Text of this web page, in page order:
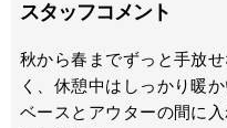
スタッフコメント
秋から春までずっと手放
く、休憩中はしっかり暖か
ベースとアウターの間に